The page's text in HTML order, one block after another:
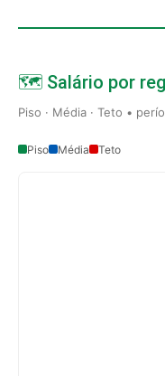
🗺️ Salário por
Piso · Média · Teto •
Piso Média Teto